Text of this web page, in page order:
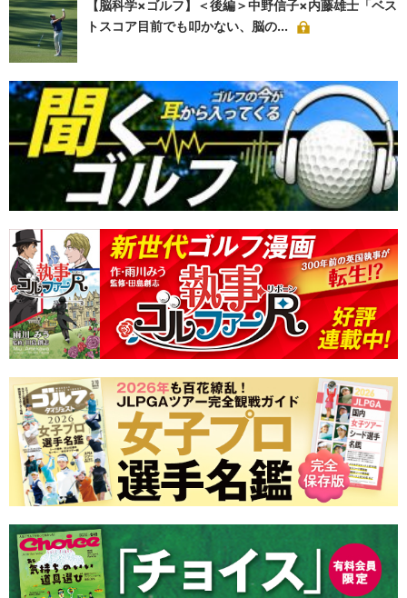
【脳科学×ゴルフ】＜後編＞中野信子×内藤雄士「ベス
トスコア目前でも叩かない、脳の...